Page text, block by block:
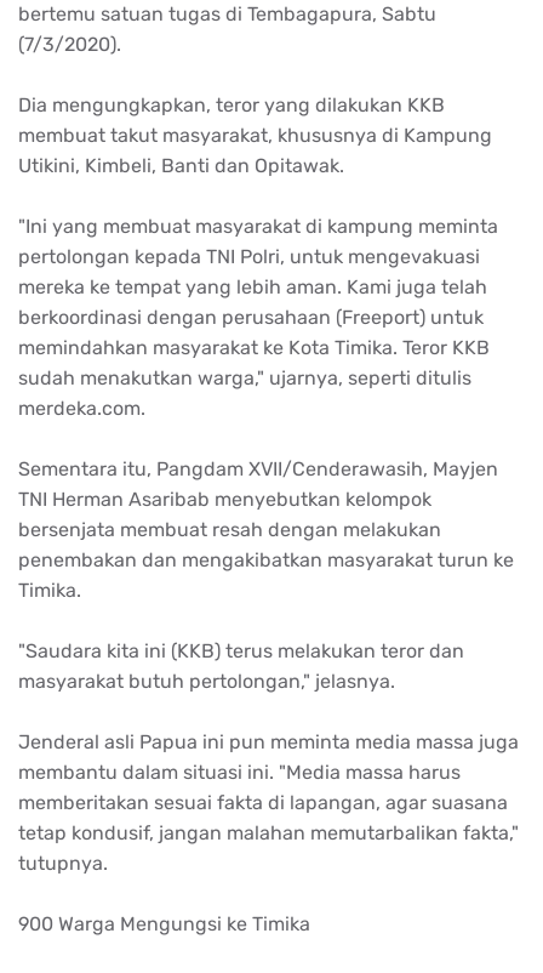
bertemu satuan tugas di Tembagapura, Sabtu
(7/3/2020).
Dia mengungkapkan, teror yang dilakukan KKB
membuat takut masyarakat, khususnya di Kampung
Utikini, Kimbeli, Banti dan Opitawak.
"Ini yang membuat masyarakat di kampung meminta
pertolongan kepada TNI Polri, untuk mengevakuasi
mereka ke tempat yang lebih aman. Kami juga telah
berkoordinasi dengan perusahaan (Freeport) untuk
memindahkan masyarakat ke Kota Timika. Teror KKB
sudah menakutkan warga," ujarnya, seperti ditulis
merdeka.com.
Sementara itu, Pangdam XVII/Cenderawasih, Mayjen
TNI Herman Asaribab menyebutkan kelompok
bersenjata membuat resah dengan melakukan
penembakan dan mengakibatkan masyarakat turun ke
Timika.
"Saudara kita ini (KKB) terus melakukan teror dan
masyarakat butuh pertolongan," jelasnya.
Jenderal asli Papua ini pun meminta media massa juga
membantu dalam situasi ini. "Media massa harus
memberitakan sesuai fakta di lapangan, agar suasana
tetap kondusif, jangan malahan memutarbalikan fakta,"
tutupnya.
900 Warga Mengungsi ke Timika